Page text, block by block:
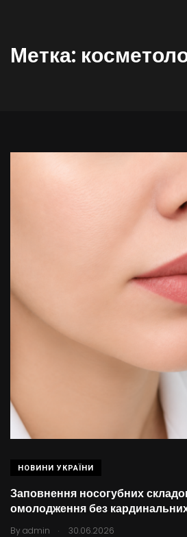
Метка:
НОВИНИ УКРАЇНИ
Заповнення носогубних
омолодження без
By admin . 30.06.2026